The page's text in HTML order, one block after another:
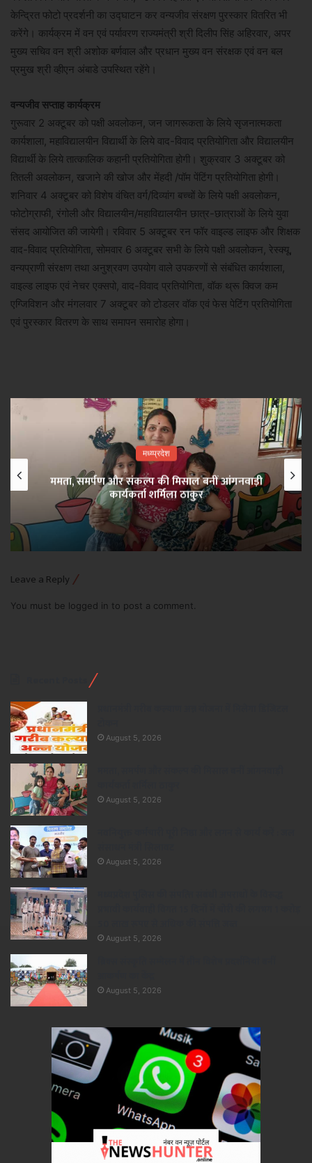
केन्द्रित फोटो प्रदर्शनी का उद्घाटन कर वन्यजीव संरक्षण पुरस्कार वितरित भी
करेंगे। कार्यक्रम में वन एवं पर्यावरण राज्यमंत्री श्री दिलीप सिंह अहिरवार, अपर
मुख्य सचिव वन श्री अशोक बर्णवाल और प्रधान मुख्य वन संरक्षक एवं वन बल
प्रमुख श्री व्हीएन अंबाडे उपस्थित रहेंगे।
वन्यजीव सप्ताह कार्यक्रम
गुरूवार 2 अक्टूबर को पक्षी अवलोकन, जन जागरूकता के लिये सृजनात्मकता
कार्यशाला, महाविद्यालयीन विद्यार्थी के लिये वाद-विवाद प्रतियोगिता और विद्यालयीन
विद्यार्थी के लिये तात्कालिक कहानी प्रतियोगिता होगी। शुक्रवार 3 अक्टूबर को
तितली अवलोकन, खजाने की खोज और मेंहदी /पॉम पेंटिंग प्रतियोगिता होगी।
शनिवार 4 अक्टूबर को विशेष वंचित वर्ग/दिव्यांग बच्चों के लिये पक्षी अवलोकन,
फोटोग्राफी, रंगोली और विद्यालयीन/महाविद्यालयीन छात्र-छात्राओं के लिये युवा
संसद आयोजित की जायेगी। रविवार 5 अक्टूबर रन फॉर वाइल्ड लाइफ और शिक्षक
वाद-विवाद प्रतियोगिता, सोमवार 6 अक्टूबर सभी के लिये पक्षी अवलोकन, रेस्क्यू,
वन्यप्राणी संरक्षण तथा अनुश्रवण उपयोग वाले उपकरणों से संबंधित कार्यशाला,
वाइल्ड लाइफ एवं नेचर एक्सपो, वाद-विवाद प्रतियोगिता, वॉक थ्रू क्विज कम
एग्जिविशन और मंगलवार 7 अक्टूबर को टोडलर वॉक एवं फेस पेटिंग प्रतियोगिता
एवं पुरस्कार वितरण के साथ समापन समारोह होगा।
मध्य्प्रदेश
ममता, समर्पण और संकल्प की मिसाल बनीं आंगनवाड़ी
कार्यकर्ता शर्मिला ठाकुर
Leave a Reply
You must be logged in to post a comment.
×
August 5, 2026
August 5, 2026
August 5, 2026
August 5, 2026
August 5, 2026